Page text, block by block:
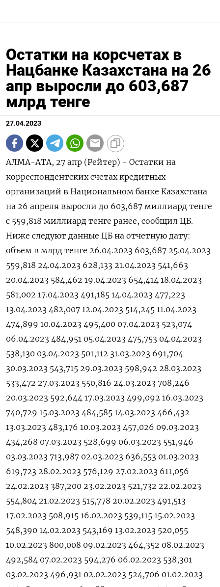
Остатки на корсчетах в
Нацбанке Казахстана на 26
апр выросли до 603,687
млрд тенге
27.04.2023
АЛМА-АТА, 27 апр (Рейтер) - Остатки на
корреспондентских счетах кредитных
организаций в Национальном банке Казахстана
на 26 апреля выросли до 603,687 миллиард тенге
с 559,818 миллиард тенге ранее, сообщил ЦБ.
Ниже следуют данные ЦБ на отчетную дату:
объем в млрд тенге 26.04.2023 603,687 25.04.2023
559,818 24.04.2023 628,133 21.04.2023 541,663
20.04.2023 584,462 19.04.2023 654,414 18.04.2023
581,002 17.04.2023 491,185 14.04.2023 477,223
13.04.2023 482,007 12.04.2023 514,245 11.04.2023
474,899 10.04.2023 495,400 07.04.2023 523,074
06.04.2023 484,951 05.04.2023 475,753 04.04.2023
538,130 03.04.2023 501,112 31.03.2023 691,704
30.03.2023 543,715 29.03.2023 598,942 28.03.2023
533,472 27.03.2023 550,816 24.03.2023 708,246
20.03.2023 592,644 17.03.2023 499,092 16.03.2023
740,729 15.03.2023 484,585 14.03.2023 466,432
13.03.2023 483,176 10.03.2023 457,026 09.03.2023
434,268 07.03.2023 528,699 06.03.2023 551,946
03.03.2023 713,987 02.03.2023 636,553 01.03.2023
619,723 28.02.2023 576,129 27.02.2023 611,056
24.02.2023 387,200 23.02.2023 521,732 22.02.2023
554,804 21.02.2023 515,778 20.02.2023 491,513
17.02.2023 508,915 16.02.2023 539,115 15.02.2023
548,390 14.02.2023 543,169 13.02.2023 520,055
10.02.2023 800,008 09.02.2023 464,352 08.02.2023
492,584 07.02.2023 594,276 06.02.2023 538,301
03.02.2023 496,931 02.02.2023 524,706 01.02.2023